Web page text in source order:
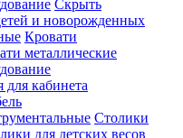
Скрыть
и новорожденных
Кровати
металлические
для кабинета
Столики
для детских весов